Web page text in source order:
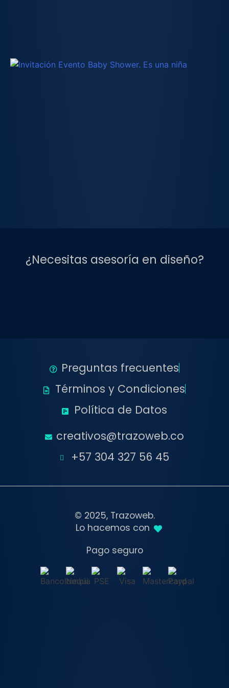
¿Necesitas asesoría en diseño?
Preguntas frecuentes
Términos y Condiciones
Política de Datos
creativos@trazoweb.co
+57 304 327 56 45
© 2025, Trazoweb.
Lo hacemos con
Pago seguro